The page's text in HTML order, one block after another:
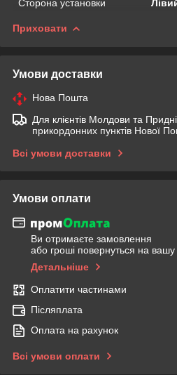
Сторона установки
Приховати
Умови доставки
Нова Пошта
Для клієнтів Молдови та
прикордонних пунктів Нової
Всі умови доставки
Умови оплати
Ви отримаєте замовлення
або гроші повернуться на вашу
Детальніше
Оплатити частинами
Післяплата
Оплата на рахунок
Всі умови оплати